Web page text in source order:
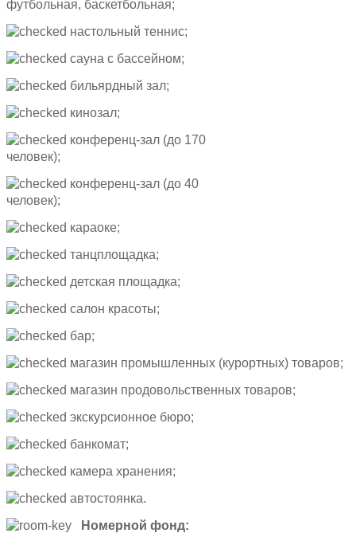
футбольная, баскетбольная;
настольный теннис;
сауна с бассейном;
бильярдный зал;
кинозал;
конференц-зал (до 170
человек);
конференц-зал (до 40
человек);
караоке;
танцплощадка;
детская площадка;
салон красоты;
бар;
магазин промышленных (курортных) товаров;
магазин продовольственных товаров;
экскурсионное бюро;
банкомат;
камера хранения;
автостоянка.
Номерной фонд: